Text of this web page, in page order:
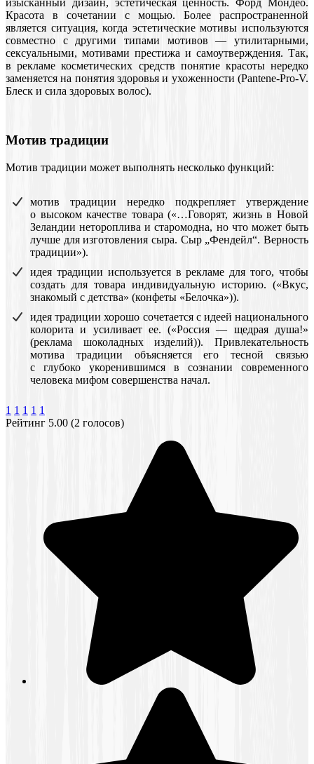
изысканный дизайн, эстетическая ценность. Форд Мондео.
Красота в сочетании с мощью. Более распространенной
является ситуация, когда эстетические мотивы используются
совместно с другими типами мотивов — утилитарными,
сексуальными, мотивами престижа и самоутверждения. Так,
в рекламе косметических средств понятие красоты нередко
заменяется на понятия здоровья и ухоженности (Pantene-Pro-V.
Блеск и сила здоровых волос).
Мотив традиции
Мотив традиции может выполнять несколько функций:
мотив традиции нередко подкрепляет утверждение
о высоком качестве товара («…Говорят, жизнь в Новой
Зеландии нетороплива и старомодна, но что может быть
лучше для изготовления сыра. Сыр „Фендейл“. Верность
традиции»).
идея традиции используется в рекламе для того, чтобы
создать для товара индивидуальную историю. («Вкус,
знакомый с детства» (конфеты «Белочка»)).
идея традиции хорошо сочетается с идеей национального
колорита и усиливает ее. («Россия — щедрая душа!»
(реклама шоколадных изделий)). Привлекательность
мотива традиции объясняется его тесной связью
с глубоко укоренившимся в сознании современного
человека мифом совершенства начал.
1 1 1 1 1
Рейтинг 5.00 (2 голосов)